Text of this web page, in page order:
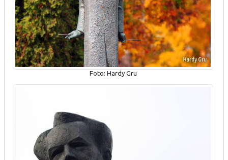
Foto: Hardy Gru